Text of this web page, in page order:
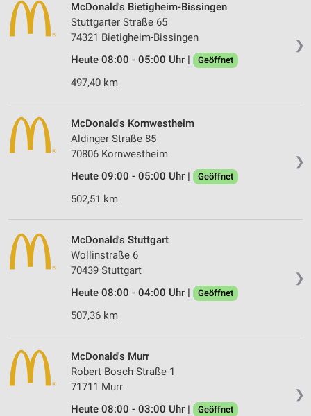
❯
McDonald's Bietigheim-Bissingen
Stuttgarter Straße 65
74321 Bietigheim-Bissingen
Heute 08:00 - 05:00 Uhr |
Geöffnet
497,40 km
❯
McDonald's Kornwestheim
Aldinger Straße 85
70806 Kornwestheim
Heute 09:00 - 05:00 Uhr |
Geöffnet
502,51 km
❯
McDonald's Stuttgart
Wollinstraße 6
70439 Stuttgart
Heute 08:00 - 04:00 Uhr |
Geöffnet
507,36 km
❯
McDonald's Murr
Robert-Bosch-Straße 1
71711 Murr
Heute 08:00 - 03:00 Uhr |
Geöffnet